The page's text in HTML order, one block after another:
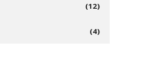
(12)
(4)